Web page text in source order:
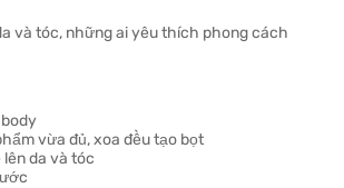
và tóc, những ai yêu thích phong cách
vừa đủ, xoa đều tạo bọt
lên da và tóc